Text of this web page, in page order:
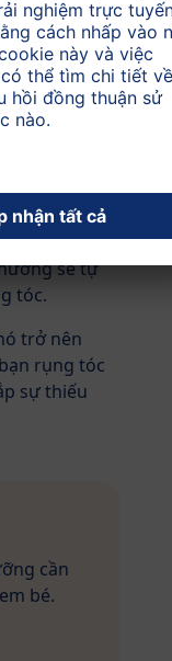
chín tháng.
sẽ tự
tóc.
trở nên
rụng tóc
sự thiếu
cần
bé.